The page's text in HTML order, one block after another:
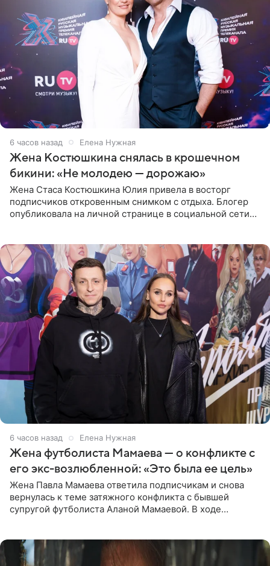
6 часов назад Елена Нужная
Жена Костюшкина снялась в крошечном
бикини: «Не молодею — дорожаю»
Жена Стаса Костюшкина Юлия привела в восторг
подписчиков откровенным снимком с отдыха. Блогер
опубликовала на личной странице в социальной сети
6 часов назад Елена Нужная
Жена футболиста Мамаева — о конфликте с
его экс-возлюбленной: «Это была ее цель»
Жена Павла Мамаева ответила подписчикам и снова
вернулась к теме затяжного конфликта с бывшей
супругой футболиста Аланой Мамаевой. В ходе